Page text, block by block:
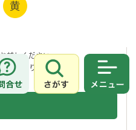
黄
お問合せ
さがす
る方、相談先が分からない方、お
越しください。
合があります。